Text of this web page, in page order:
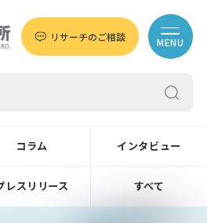
リサーチのご相談 MENU
コラム インタビュー
レスリリース すべて